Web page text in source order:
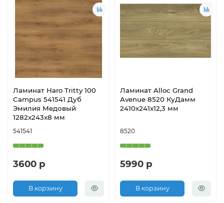
Ламинат Haro Tritty 100
Campus 541541 Дуб
Эмилия Медовый
1282х243х8 мм
541541
3600 р
В корзину
Ламинат Alloc Grand
Avenue 8520 КуДамм
2410х241х12,3 мм
8520
5990 р
В корзину